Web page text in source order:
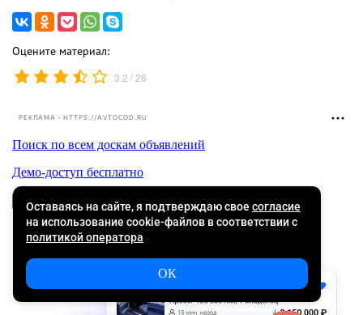
Оцените материал:
3.2 /26
РЕКЛАМА • HTTPS://AVTOCOD.RU